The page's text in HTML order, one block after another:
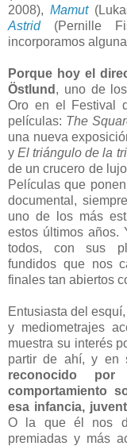
2008), Mamut
Astrid(Pernille
incorporamos
Porque hoy el
Östlund , uno de
Oro en el Festival
películas: The
una nueva
yEl triángulo de la
de un crucero de
Películas que
documental,
uno de los más
estos últimos años.
todos, con sus
fundidos que nos
finales tan abiertos
Entusiasta del
y mediometrajes
muestra su interés
partir de ahí, y en
reconocido
comportamiento
esa infancia,
O la que él nos
premiadas y más